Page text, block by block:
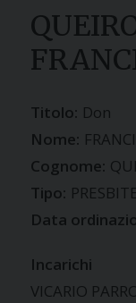
Titolo: Don
Nome:
Cognome:
Tipo:
Data
Incarichi
VICARIO